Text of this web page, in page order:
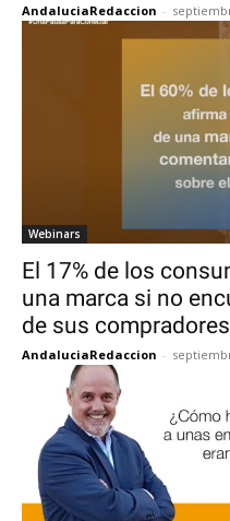
AndaluciaRedaccion -
Webinars
El 17% de los
una marca si no
de sus compradores
AndaluciaRedaccion -